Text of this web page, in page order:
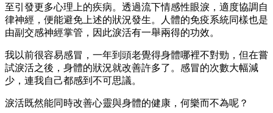
至引發更多心理上的疾病。透過流下情感性眼淚，適度協調自
律神經，便能避免上述的狀況發生。人體的免疫系統同樣也是
由副交感神經掌管，因此淚活有一舉兩得的功效。
我以前很容易感冒，一年到頭老覺得身體哪裡不對勁，但在嘗
試淚活之後，身體的狀況就改善許多了。感冒的次數大幅減
少，連我自己都感到不可思議。
淚活既然能同時改善心靈與身體的健康，何樂而不為呢？